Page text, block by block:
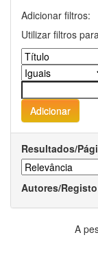
Adicionar filtros:
Utilizar filtros
Resultados/
Autores/Registo
A